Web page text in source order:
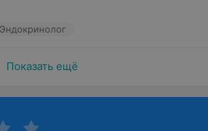
Показать ещё